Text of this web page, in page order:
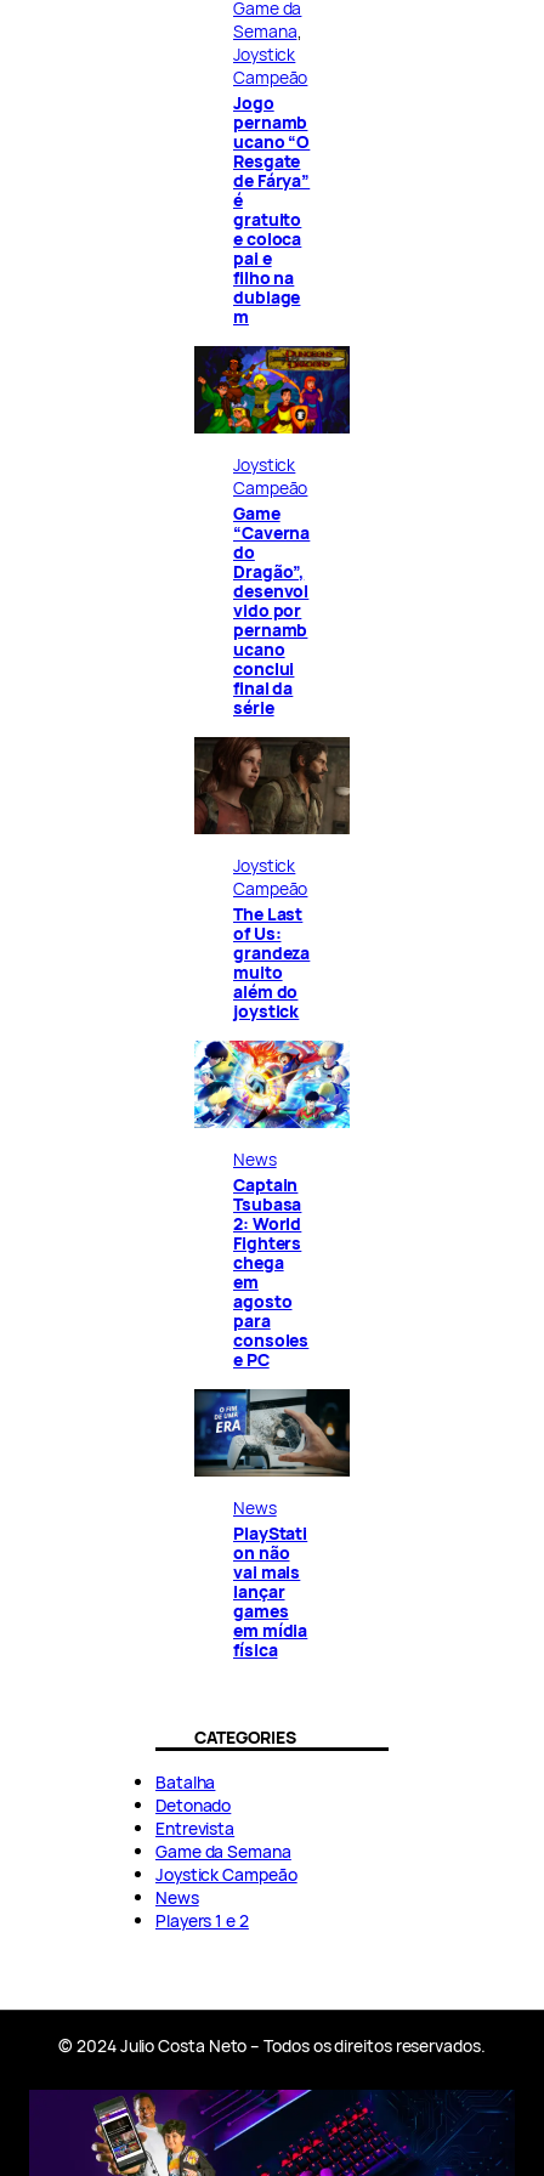
Game da
Semana
Joystick
Campeão
Jogo
pernamb
ucano “O
Resgate
de Fárya”
é
gratuito
e coloca
pai e
filho na
dublage
m
Joystick
Campeão
Game
“Caverna
do
Dragão”,
desenvol
vido por
pernamb
ucano
conclui
final da
série
Joystick
Campeão
The Last
of Us:
grandeza
muito
além do
joystick
News
Captain
Tsubasa
2: World
Fighters
chega
em
agosto
para
consoles
e PC
News
PlayStati
on não
vai mais
lançar
games
em mídia
física
CATEGORIES
Batalha
Detonado
Entrevista
Game da Semana
Joystick Campeão
News
Players 1 e 2
© 2024 Julio Costa Neto – Todos os direitos reservados.